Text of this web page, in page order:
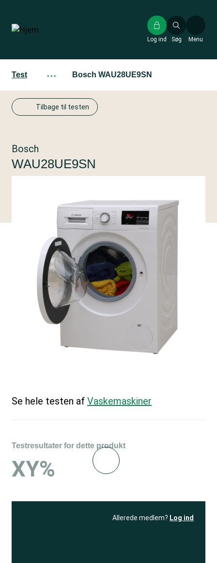
hovedindhold
Søg
Log ind Menu
Test ··· Bosch WAU28UE9SN
Tilbage til testen
Bosch
WAU28UE9SN
Se hele testen af Vaskemaskiner
Testresultater for dette produkt
XY%
Allerede medlem? Log ind